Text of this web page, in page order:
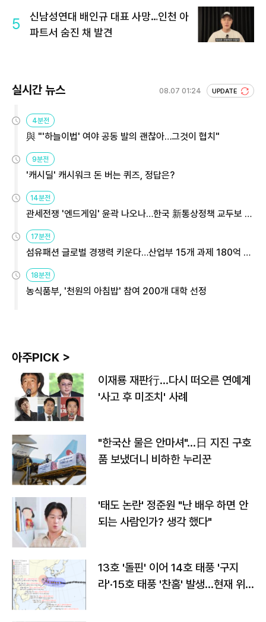
5
신남성연대 배인규 대표 사망…인천 아
파트서 숨진 채 발견
실시간 뉴스 08.07 01:24 UPDATE
4분전
與 "'하늘이법' 여야 공동 발의 괜찮아…그것이 협치"
9분전
'캐시딜' 캐시워크 돈 버는 퀴즈, 정답은?
14분전
관세전쟁 '엔드게임' 윤곽 나오나…한국 新통상정책 교두보 활
17분전
섬유패션 글로벌 경쟁력 키운다…산업부 15개 과제 180억 지
18분전
농식품부, '천원의 아침밥' 참여 200개 대학 선정
아주PICK >
이재룡 재판行…다시 떠오른 연예계
'사고 후 미조치' 사례
"한국산 물은 안마셔"…日 지진 구호
품 보냈더니 비하한 누리꾼
'태도 논란' 정준원 "난 배우 하면 안
되는 사람인가? 생각 했다"
13호 '돌핀' 이어 14호 태풍 '구지
라'·15호 태풍 '찬홈' 발생…현재 위